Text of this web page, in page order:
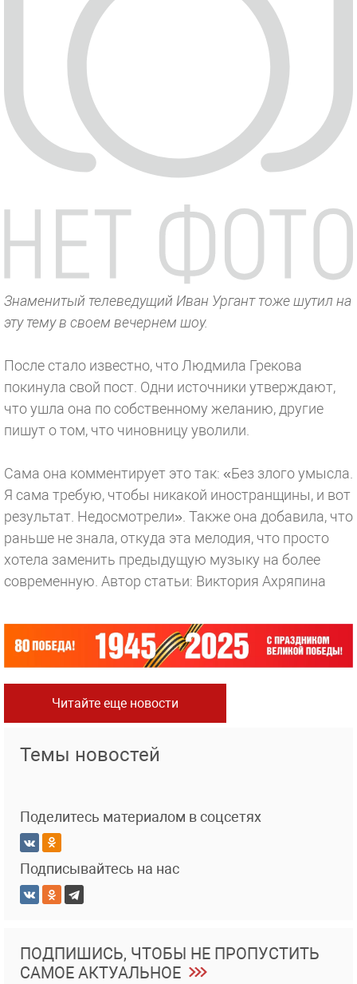
Знаменитый телеведущий Иван Ургант тоже шутил на
эту тему в своем вечернем шоу.
После стало известно, что Людмила Грекова
покинула свой пост. Одни источники утверждают,
что ушла она по собственному желанию, другие
пишут о том, что чиновницу уволили.
Сама она комментирует это так: «Без злого умысла.
Я сама требую, чтобы никакой иностранщины, и вот
результат. Недосмотрели». Также она добавила, что
раньше не знала, откуда эта мелодия, что просто
хотела заменить предыдущую музыку на более
современную. Автор статьи: Виктория Ахряпина
Читайте еще новости
Темы новостей
Поделитесь материалом в соцсетях
Подписывайтесь на нас
ПОДПИШИСЬ, ЧТОБЫ НЕ ПРОПУСТИТЬ
САМОЕ АКТУАЛЬНОЕ